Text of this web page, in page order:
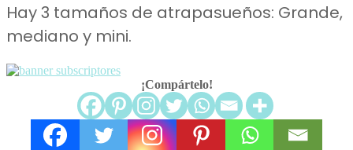
Hay 3 tamaños de atrapasueños: Grande,
mediano y mini.
¡Compártelo!